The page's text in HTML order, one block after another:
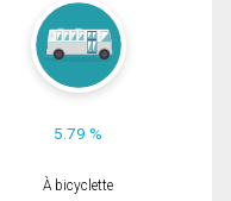
5.79 %
À bicyclette